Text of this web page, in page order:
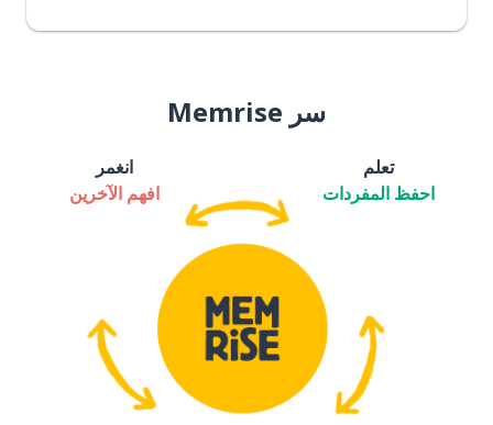
سر Memrise
تعلم
احفظ المفردات
انغمر
افهم الآخرين